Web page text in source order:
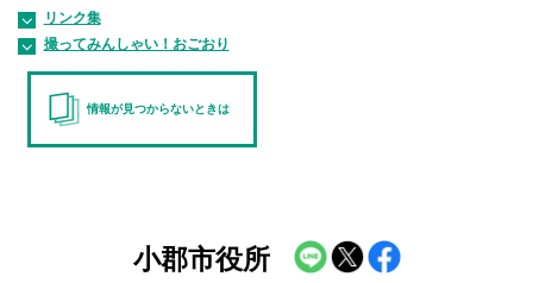
リンク集
撮ってみんしゃい！おごおり
情報が見つからないときは
小郡市役所